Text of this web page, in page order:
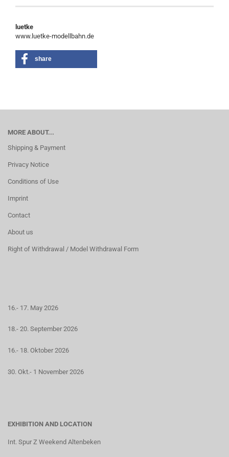
luetke
www.luetke-modellbahn.de
share
MORE ABOUT...
Shipping & Payment
Privacy Notice
Conditions of Use
Imprint
Contact
About us
Right of Withdrawal / Model Withdrawal Form
16.- 17. May 2026
18.- 20. September 2026
16.- 18. Oktober 2026
30. Okt.- 1 November 2026
EXHIBITION AND LOCATION
Int. Spur Z Weekend Altenbeken